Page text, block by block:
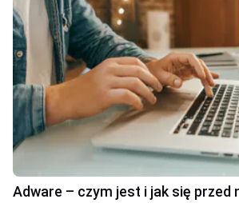
Adware – czym jest i jak się przed